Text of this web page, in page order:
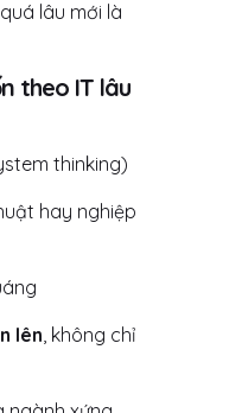
lâu mới là
theo IT lâu
thinking)
hay nghiệp
lên, không chỉ